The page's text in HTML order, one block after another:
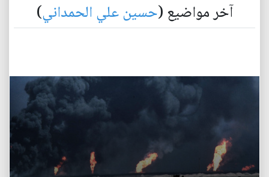
آخر مواضيع (حسين علي الحمداني)